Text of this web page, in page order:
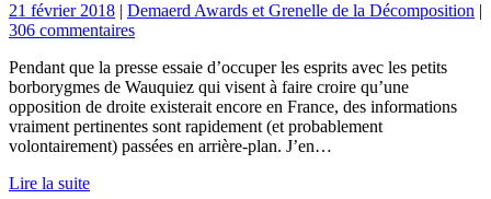
21 février 2018 | Demaerd Awards et Grenelle de la Décomposition |
306 commentaires
Pendant que la presse essaie d’occuper les esprits avec les petits
borborygmes de Wauquiez qui visent à faire croire qu’une
opposition de droite existerait encore en France, des informations
vraiment pertinentes sont rapidement (et probablement
volontairement) passées en arrière-plan. J’en…
Lire la suite